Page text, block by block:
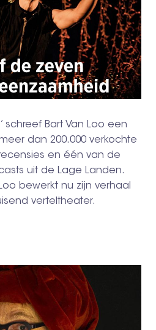
schreef Bart Van Loo een
dan 200.000 verkochte
en één van de
uit de Lage Landen.
bewerkt nu zijn verhaal
verteltheater.